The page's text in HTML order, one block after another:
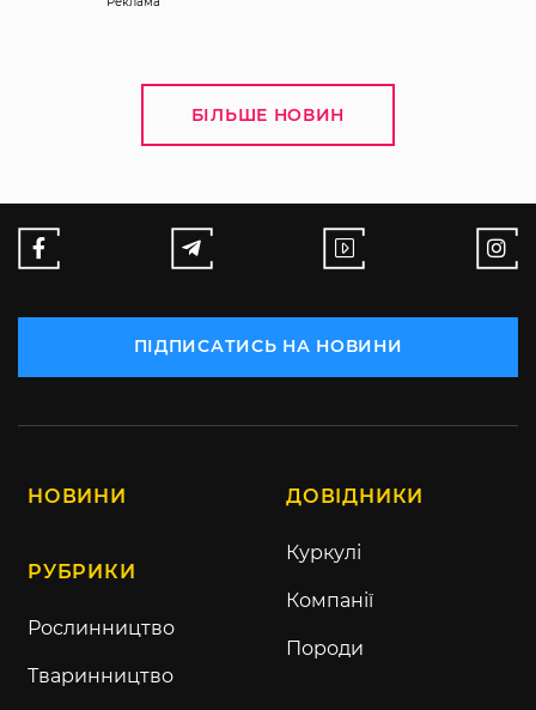
БІЛЬШЕ НОВИН
ПІДПИСАТИСЬ НА НОВИНИ
НОВИНИ
РУБРИКИ
Рослинництво
Тваринництво
ДОВІДНИКИ
Куркулі
Компанії
Породи